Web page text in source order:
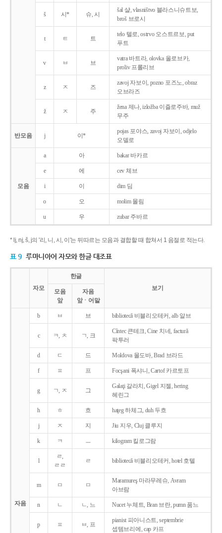
š 시* 슈, 시
šal 샬, vlasništvo 블라스니슈트보,
broš 브로시
t ㅌ 트
telo 텔로, ostrvo 오스트르보, put
푸트
v ㅂ 브
vatra 바트라, olovka 올로브카,
proliv 프롤리브
z ㅈ 즈
zavoj 자보이, pozno 포즈노, obraz
오브라즈
ž ㅈ 주
žena 제나, izložba 이즐로주바, muž
무주
반모음 j 이*
pojas 포야스, zavoj 자보이, odjelo
오델로
모음
a 아 bakar 바카르
e 에 cev 체브
i 이 dim 딤
o 오 molim 몰림
u 우 zubar 주바르
* lj, nj, š, j의 '리, 니, 시, 이'는 뒤따르는 모음과 결합할 때 합쳐서 1 음절로 적는다.
표 9 루마니아어 자모와 한글 대조표
자모
한글
보기
모음
앞
자음
앞ㆍ어말
자음
b ㅂ 브 bibliotecǎ 비블리오테커, alb 알브
c ㅋ, ㅊ ㄱ, 크
Cîntec 큰테크, Cine 치네, facturǎ
팍투러
d ㄷ 드 Moldova 몰도바, Brad 브라드
f ㅍ 프 Focşani 폭샤니, Cartof 카르토프
g ㄱ, ㅈ 그
Galaţi 갈라치, Gigel 지젤, hering
헤린그
h ㅎ 흐 haţeg 하체그, duh 두흐
j ㅈ 지 Jiu 지우, Cluj 클루지
k ㅋ ㅡ kilogram 킬로그람
l
ㄹ,
ㄹㄹ
ㄹ bibliotecǎ 비블리오테커, hotel 호텔
m ㅁ ㅁ
Maramureş 마라무레슈, Avram
아브람
n ㄴ ㄴ, 느 Nucet 누체트, Bran 브란, pumn 품느
p ㅍ ㅂ, 프
pianist 피아니스트, septembrie
셉템브리에, cap 카프